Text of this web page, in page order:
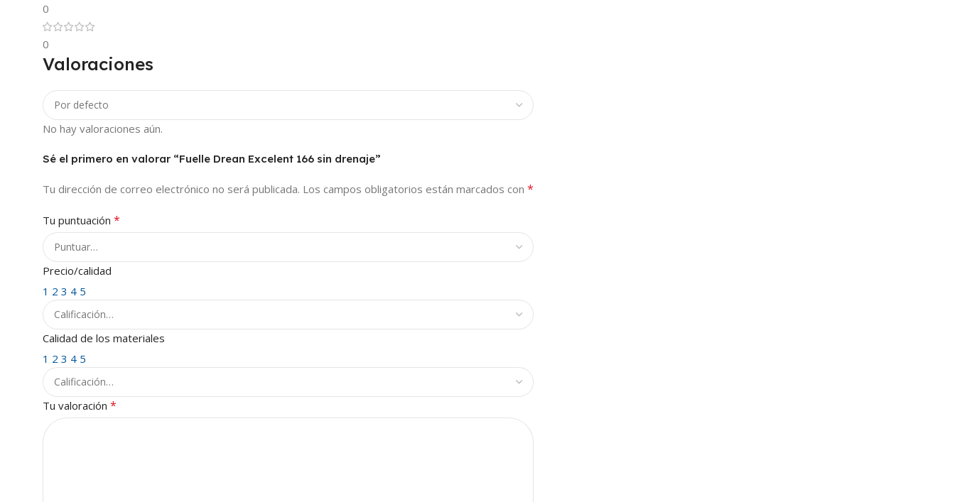
0
0
Valoraciones
No hay valoraciones aún.
Sé el primero en valorar “Fuelle Drean Excelent 166 sin drenaje”
Tu dirección de correo electrónico no será publicada. Los campos obligatorios están marcados con *
Tu puntuación *
Precio/calidad
1 2 3 4 5
Calidad de los materiales
1 2 3 4 5
Tu valoración *